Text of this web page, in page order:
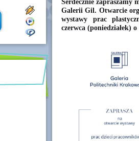
Galerii Gil. Otwarcie
wystawy prac
czerwca (poniedziałek)